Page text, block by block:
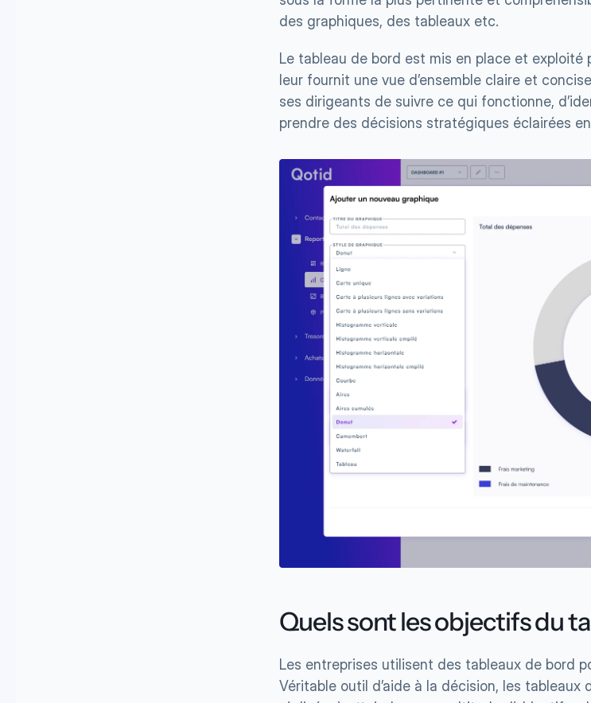
des graphiques, des tableaux etc.
Le tableau de bord est mis en place et exploité
leur fournit une vue d’ensemble claire et
ses dirigeants de suivre ce qui fonctionne,
prendre des décisions stratégiques éclairées
Quels sont les objectifs du
Les entreprises utilisent des tableaux de bord
Véritable outil d’aide à la décision, les tableaux